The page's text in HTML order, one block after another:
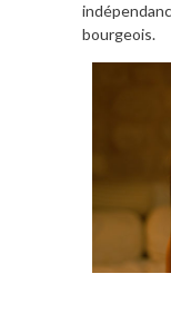
bourgeois.